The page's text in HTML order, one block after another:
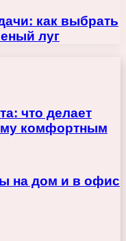
как выбрать
луг
что делает
комфортным
на дом и в офис